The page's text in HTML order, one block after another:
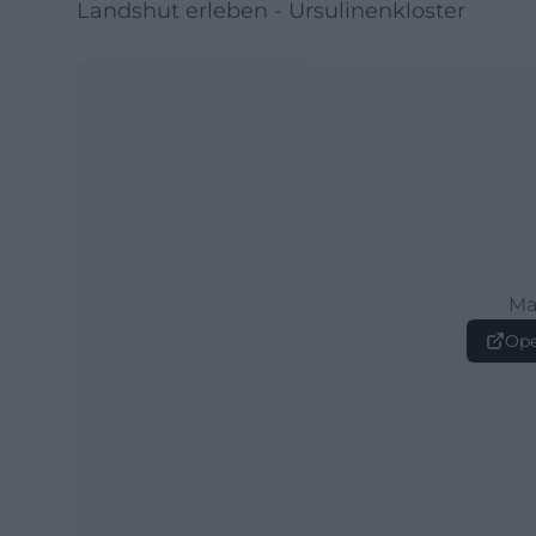
Landshut erleben - Ursulinenkloster